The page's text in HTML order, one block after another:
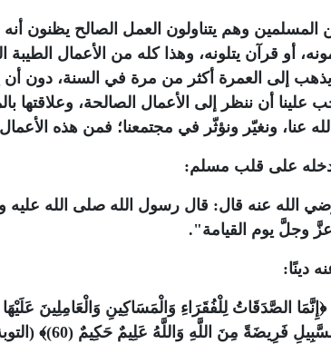
المسلمين وهم يتناولون العمل الصالح يظنون
أو قرآن يتلونه، وهذا كله من الأعمال الطيبة
يذهب إلى العمرة أكثر من مرة في السنة، دون أن
علينا أن ننظر إلى الأعمال الصالحة، وعلاقتها
عنا، ونغيّر ونؤثّر في مجتمعنا؛ فمن هذه
الله عنه قال: قال رسول الله صلى الله
عزَّ وجلَّ يوم القيامة".
الصَّدَقَاتُ لِلْفُقَرَاءِ وَالْمَسَاكِينِ وَالْعَامِلِينَ
فَرِيضَةً مِنَ اللَّهِ وَاللَّهُ عَلِيمٌ حَكِيمٌ (60)﴾ (التوبة).